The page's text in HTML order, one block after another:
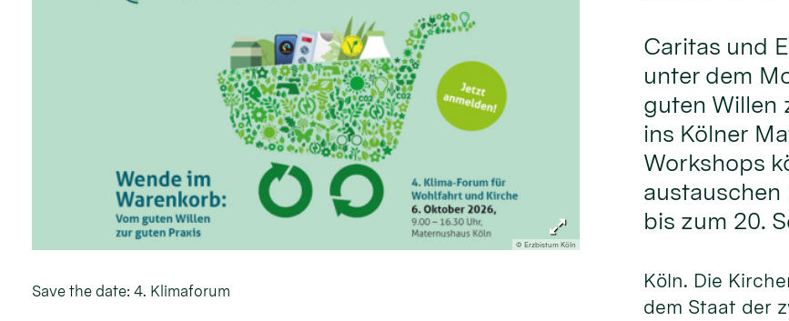
© Erzbistum Köln
Save the date: 4. Klimaforum
Caritas und
unter dem
guten Willen
ins Kölner
Workshops
bis zum 20.
Köln. Die
dem Staat der